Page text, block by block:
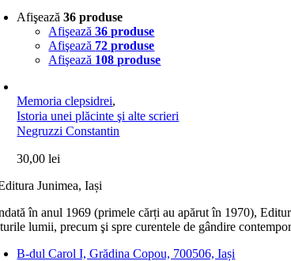
Afişează36 produse
Afişează36 produse
Afişează 72 produse
Afişează 108 produse
Memoria clepsidrei,
Istoria unei plăcinte şi alte scrieri
Negruzzi Constantin
30,00lei
în anul 1969 (primele cărți au apărut în 1970),
lumii, precum şi spre curentele de gândire
B-dul Carol I, Grădina Copou, 700506, Iași